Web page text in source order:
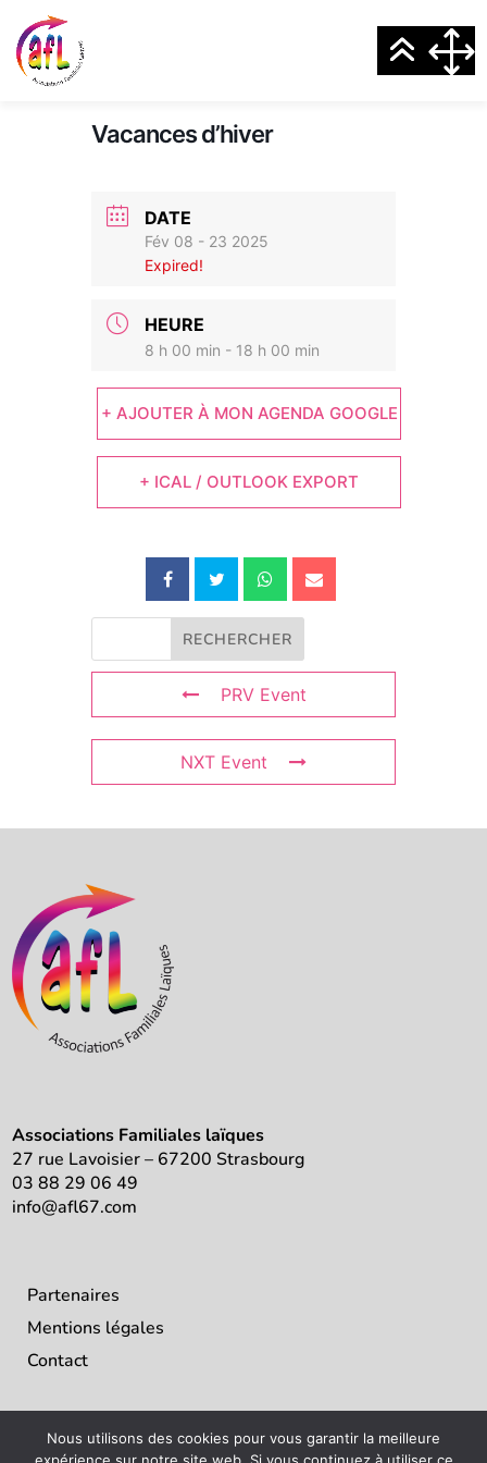
Vacances d’hiver
DATE
Fév 08 - 23 2025
Expired!
HEURE
8 h 00 min - 18 h 00 min
+ AJOUTER À MON AGENDA GOOGLE
+ ICAL / OUTLOOK EXPORT
PRV Event
NXT Event
Associations Familiales laïques
27 rue Lavoisier – 67200 Strasbourg
03 88 29 06 49
info@afl67.com
Partenaires
Mentions légales
Contact
Nous utilisons des cookies pour vous garantir la meilleure